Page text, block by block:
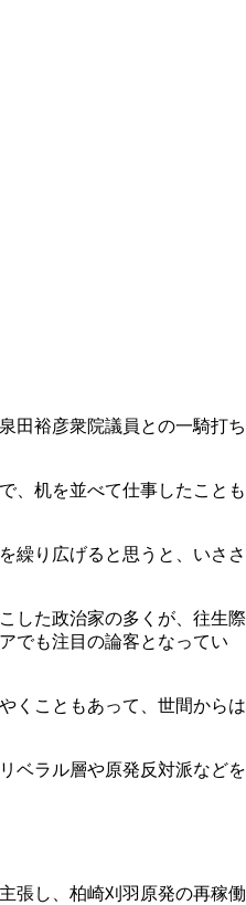
田裕彦衆院議員との一騎打ち
、机を並べて仕事したことも
繰り広げると思うと、いささ
した政治家の多くが、往生際
でも注目の論客となってい
くこともあって、世間からは
ベラル層や原発反対派などを
張し、柏崎刈羽原発の再稼働